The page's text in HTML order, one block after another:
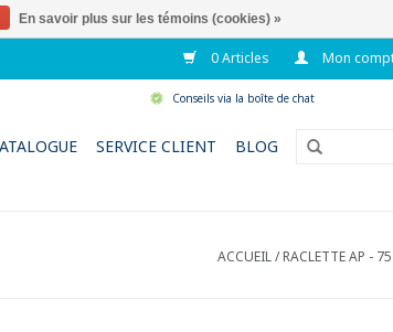
0 Articles Mon
Conseils via la boîte de chat
SERVICE CLIENT BLOG
ACCUEIL/RACLETTE AP -
En savoir plus sur les témoins (cookies) »